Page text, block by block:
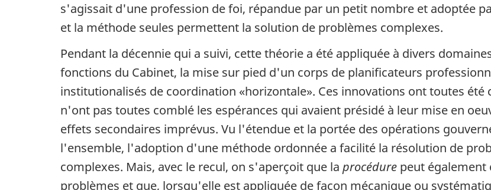
s'agissait d'une profession de foi, répandue par un petit nombre et adoptée
et la méthode seules permettent la solution de problèmes complexes.
Pendant la décennie qui a suivi, cette théorie a été appliquée à divers
fonctions du Cabinet, la mise sur pied d'un corps de planificateurs
institutionalisés de coordination «horizontale». Ces innovations ont toutes
n'ont pas toutes comblé les espérances qui avaient présidé à leur mise en
effets secondaires imprévus. Vu l'étendue et la portée des opérations
l'ensemble, l'adoption d'une méthode ordonnée a facilité la résolution de
complexes. Mais, avec le recul, on s'aperçoit que la procédure peut également
problèmes et que, lorsqu'elle est appliquée de façon mécanique ou